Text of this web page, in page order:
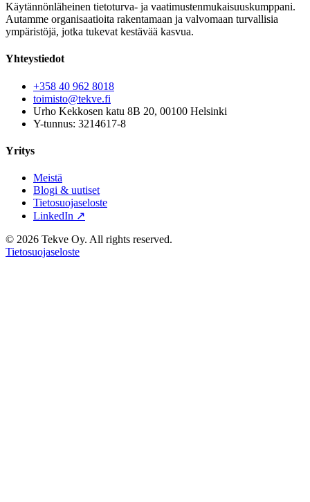
Käytännönläheinen tietoturva- ja vaatimustenmukaisuuskumppani.
Autamme organisaatioita rakentamaan ja valvomaan turvallisia
ympäristöjä, jotka tukevat kestävää kasvua.
Yhteystiedot
+358 40 962 8018
toimisto@tekve.fi
Urho Kekkosen katu 8B 20, 00100 Helsinki
Y-tunnus: 3214617-8
Yritys
Meistä
Blogi & uutiset
Tietosuojaseloste
LinkedIn ↗
© 2026 Tekve Oy. All rights reserved.
Tietosuojaseloste